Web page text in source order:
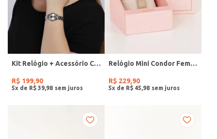
Kit Relógio + Acessório Condor Feminino PRATA
R$ 199,90
5x de R$ 39 98
Relógio Mini Condor Feminino DOURADO
R$ 229,90
5x de R$ 45 98